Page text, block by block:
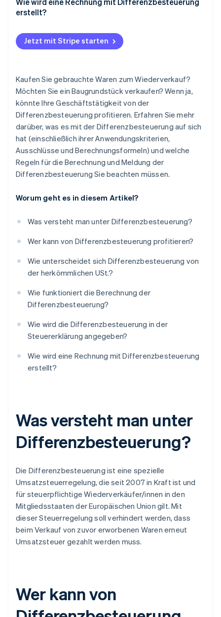
erstellt?
Jetzt mit Stripe starten
Kaufen Sie gebrauchte Waren zum Wiederverkauf?
Möchten Sie ein Baugrundstück verkaufen? Wenn ja,
könnte Ihre Geschäftstätigkeit von der
Differenzbesteuerung profitieren. Erfahren Sie mehr
darüber, was es mit der Differenzbesteuerung auf sich
hat (einschließlich ihrer Anwendungskriterien,
Ausschlüsse und Berechnungsformeln) und welche
Regeln für die Berechnung und Meldung der
Differenzbesteuerung Sie beachten müssen.
Worum geht es in diesem Artikel?
Was versteht man unter Differenzbesteuerung?
Wer kann von Differenzbesteuerung profitieren?
Wie unterscheidet sich Differenzbesteuerung von
der herkömmlichen USt.?
Wie funktioniert die Berechnung der
Differenzbesteuerung?
Wie wird die Differenzbesteuerung in der
Steuererklärung angegeben?
Wie wird eine Rechnung mit Differenzbesteuerung
erstellt?
Was versteht man unter
Differenzbesteuerung?
Die Differenzbesteuerung ist eine spezielle
Umsatzsteuerregelung, die seit 2007 in Kraft ist und
für steuerpflichtige Wiederverkäufer/innen in den
Mitgliedsstaaten der Europäischen Union gilt. Mit
dieser Steuerregelung soll verhindert werden, dass
beim Verkauf von zuvor erworbenen Waren erneut
Umsatzsteuer gezahlt werden muss.
Wer kann von